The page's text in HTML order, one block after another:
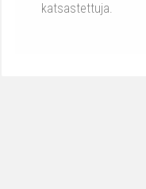
katsastettuja.